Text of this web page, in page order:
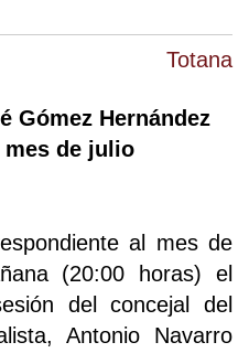
Totana
Gómez Hernández
de julio
al mes de
(20:00 horas) el
del concejal del
Antonio Navarro